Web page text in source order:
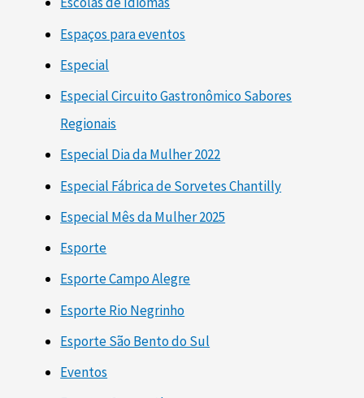
Espaços para eventos
Especial
Especial Circuito Gastronômico Sabores
Regionais
Especial Dia da Mulher 2022
Especial Fábrica de Sorvetes Chantilly
Especial Mês da Mulher 2025
Esporte
Esporte Campo Alegre
Esporte Rio Negrinho
Esporte São Bento do Sul
Eventos